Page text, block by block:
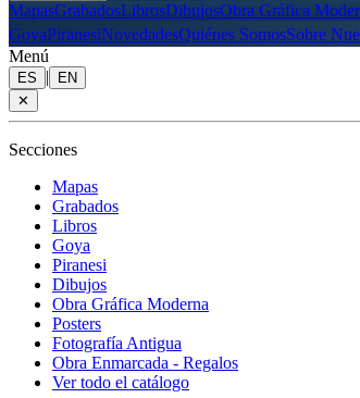
MapasGrabadosLibrosDibujosObra Gráfica
GoyaPiranesiNovedadesQuiénes SomosSobre
Menú
ES |
EN
✕
Secciones
Mapas
Grabados
Libros
Goya
Piranesi
Dibujos
Obra Gráfica Moderna
Posters
Fotografía Antigua
Obra Enmarcada - Regalos
Ver todo el catálogo